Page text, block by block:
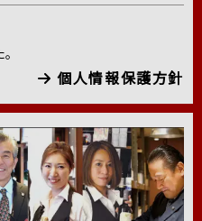
個人情報保護方針